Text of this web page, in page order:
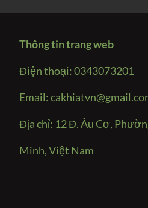
Thông tin trang web
Điện thoại: 0343073201
Email:
Địa chỉ: 12 Đ. Âu Cơ,
Minh, Việt Nam